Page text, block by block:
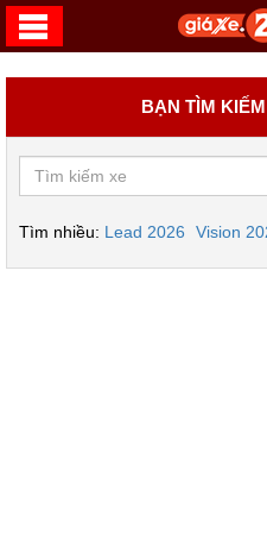
BẠN TÌM
Tìm nhiều: Lead 2026 Vision